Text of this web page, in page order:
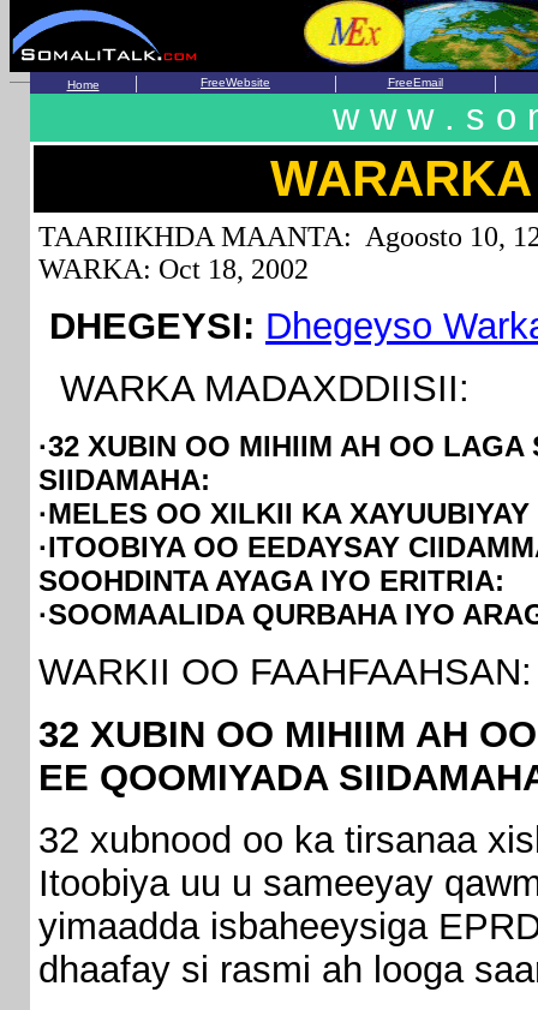
Home | FreeWebsite | FreeEmail |
w w w . s o
TAARIIKHDA MAANTA: Agoosto 10,
WARKA: Oct 18, 2002
DHEGEYSI: Dhegeyso
WARKA MADAXDDIISII:
·32 XUBIN OO MIHIIM AH OO
SIIDAMAHA:
·MELES OO XILKII KA
·ITOOBIYA OO EEDAYSAY
SOOHDINTA AYAGA IYO ERITRIA:
·SOOMAALIDA QURBAHA IYO
WARKII OO FAAHFAAHSAN:
32 XUBIN OO MIHIIM AH
EE QOOMIYADA
32 xubnood oo ka tirsanaa
Itoobiya uu u sameeyay
yimaadda isbaheeysiga
dhaafay si rasmi ah looga